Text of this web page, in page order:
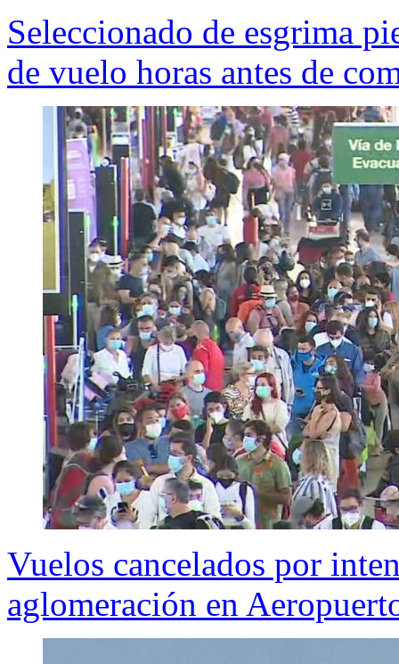
Seleccionado de esgrima
de vuelo horas antes de
Vuelos cancelados por
aglomeración en